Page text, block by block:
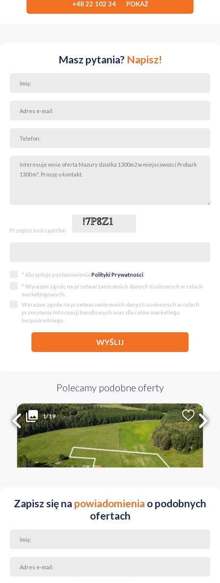
+48 22 102 34 POKAŻ
Masz pytania? Napisz!
Przepisz kod captcha:
* Akceptuję postanowienia Polityki Prywatności.
* Wyrażam zgodę na przetwarzanie moich danych osobowych w celach
marketingowych.
Wyrażam zgodę na przetwarzanie moich danych osobowych w celach
przesyłania informacji handlowych oraz dla celów marketingu
bezpośredniego.
WYŚLIJ
Polecamy podobne oferty
1/19Liczba pokoi Powierzchnia
7900 m2
Cena za m2
25 PLN
Warmińsko-Mazurskie Szczycieński Dźwierzuty Targowo
Zapisz się na powiadomienia o podobnych
ofertach